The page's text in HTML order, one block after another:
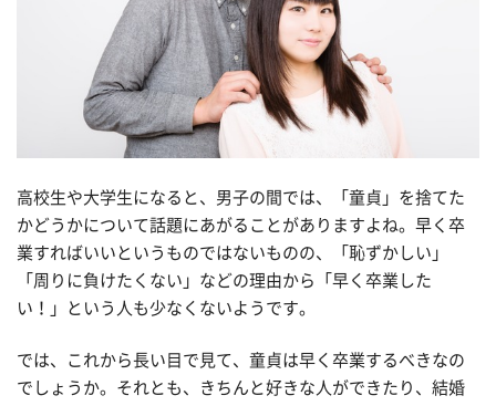
高校生や大学生になると、男子の間では、「童貞」を捨てた
かどうかについて話題にあがることがありますよね。早く卒
業すればいいというものではないものの、「恥ずかしい」
「周りに負けたくない」などの理由から「早く卒業した
い！」という人も少なくないようです。
では、これから長い目で見て、童貞は早く卒業するべきなの
でしょうか。それとも、きちんと好きな人ができたり、結婚